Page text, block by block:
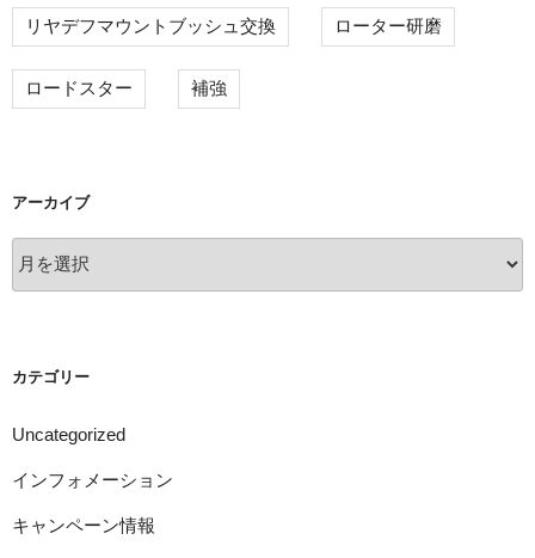
リヤデフマウントブッシュ交換 ローター研磨
ロードスター 補強
アーカイブ
ー
カテゴリー
Uncategorized
インフォメーション
キャンペーン情報